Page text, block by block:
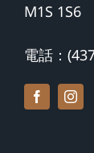
M1S 1S6
電話：